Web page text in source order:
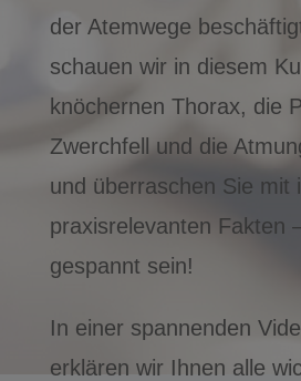
der Atemwege
schauen wir in diesem
knöchernen Thorax, die
Zwerchfell und die
und überraschen Sie mit
praxisrelevanten Fakten
gespannt sein!
In einer spannenden
erklären wir Ihnen alle